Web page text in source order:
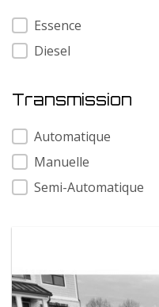
Carburant
Essence
Diesel
Transmission
Transmission
Automatique
Manuelle
Semi-Automatique